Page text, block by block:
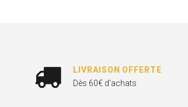
LIVRAISON OFFERTE
Dès 60€ d'achats